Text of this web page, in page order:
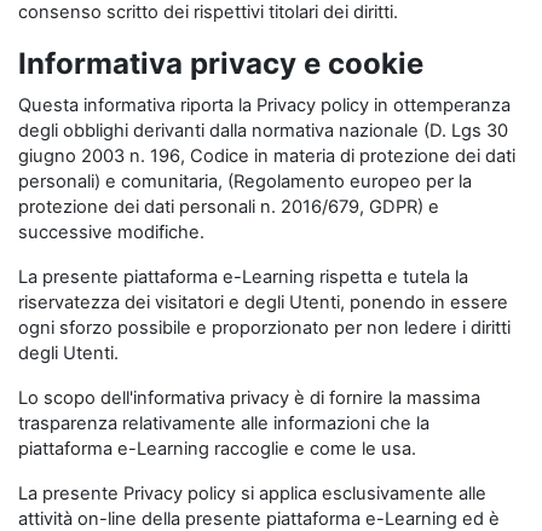
consenso scritto dei rispettivi titolari dei diritti.
Informativa privacy e cookie
Questa informativa riporta la Privacy policy in ottemperanza
degli obblighi derivanti dalla normativa nazionale (D. Lgs 30
giugno 2003 n. 196, Codice in materia di protezione dei dati
personali) e comunitaria, (Regolamento europeo per la
protezione dei dati personali n. 2016/679, GDPR) e
successive modifiche.
La presente piattaforma e-Learning rispetta e tutela la
riservatezza dei visitatori e degli Utenti, ponendo in essere
ogni sforzo possibile e proporzionato per non ledere i diritti
degli Utenti.
Lo scopo dell'informativa privacy è di fornire la massima
trasparenza relativamente alle informazioni che la
piattaforma e-Learning raccoglie e come le usa.
La presente Privacy policy si applica esclusivamente alle
attività on-line della presente piattaforma e-Learning ed è